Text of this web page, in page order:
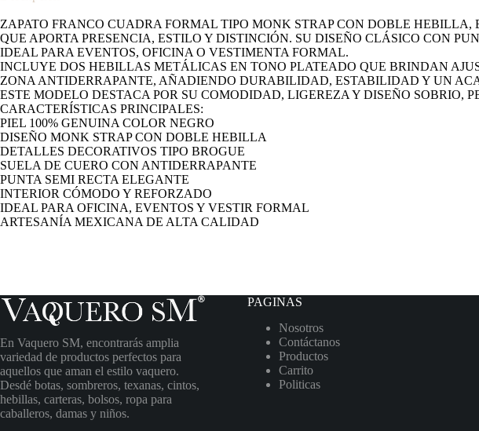
ZAPATO FRANCO CUADRA FORMAL TIPO MONK STRAP CON DOBLE
QUE APORTA PRESENCIA, ESTILO Y DISTINCIÓN. SU DISEÑO CLÁSICO CON
IDEAL PARA EVENTOS, OFICINA O VESTIMENTA FORMAL.
INCLUYE DOS HEBILLAS METÁLICAS EN TONO PLATEADO QUE BRINDAN
ZONA ANTIDERRAPANTE, AÑADIENDO DURABILIDAD, ESTABILIDAD Y UN
ESTE MODELO DESTACA POR SU COMODIDAD, LIGEREZA Y DISEÑO
CARACTERÍSTICAS PRINCIPALES:
PIEL 100% GENUINA COLOR NEGRO
DISEÑO MONK STRAP CON DOBLE HEBILLA
DETALLES DECORATIVOS TIPO BROGUE
SUELA DE CUERO CON ANTIDERRAPANTE
PUNTA SEMI RECTA ELEGANTE
INTERIOR CÓMODO Y REFORZADO
IDEAL PARA OFICINA, EVENTOS Y VESTIR FORMAL
ARTESANÍA MEXICANA DE ALTA CALIDAD
En Vaquero SM, encontrarás amplia
variedad de productos perfectos para
aquellos que aman el estilo vaquero.
Desdé botas, sombreros, texanas, cintos,
hebillas, carteras, bolsos, ropa para
caballeros, damas y niños.
PAGINAS
Nosotros
Contáctanos
Productos
Carrito
Politicas